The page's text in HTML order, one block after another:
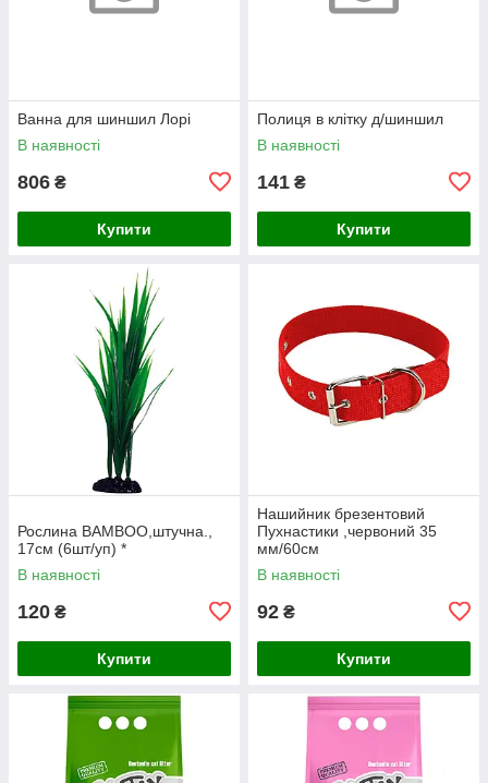
Ванна для шиншил Лорі
В наявності
806 ₴
Купити
Полиця в клітку д/шиншил
В наявності
141 ₴
Купити
Рослина BAMBOO,штучна.,
17см (6шт/уп) *
В наявності
120 ₴
Купити
Нашийник брезентовий
Пухнастики ,червоний 35
мм/60см
В наявності
92 ₴
Купити